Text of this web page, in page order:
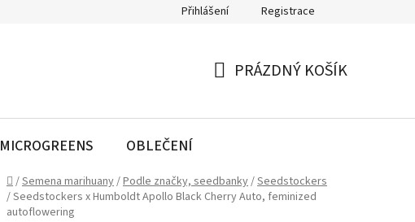
Přihlášení Registrace
PRÁZDNÝ KOŠÍK
MICROGREENS OBLEČENÍ
Domů
/Semena marihuany/Podle značky, seedbanky/Seedstockers
/Seedstockers x Humboldt Apollo Black Cherry Auto, feminized
autoflowering